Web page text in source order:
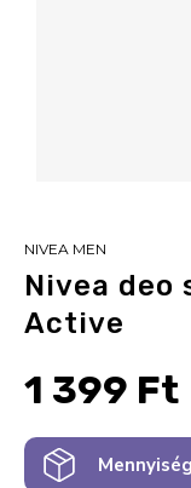
NIVEA MEN
Nivea deo
Active
1 399 Ft